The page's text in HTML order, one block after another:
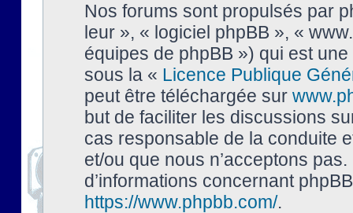
Nos forums sont propulsés par
leur », « logiciel phpBB », «
équipes de phpBB ») qui est
sous la « Licence Publique
peut être téléchargée sur
but de faciliter les discussions
cas responsable de la conduite
et/ou que nous n’acceptons
d’informations concernant
https://www.phpbb.com/.